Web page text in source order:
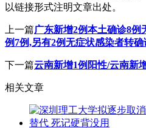
以链接形式注明文章出处。
上一篇广东新增2例本土确诊8
例7例,另有2例无症状感染者转确
下一篇云南新增1例阳性/云南新
相关文章